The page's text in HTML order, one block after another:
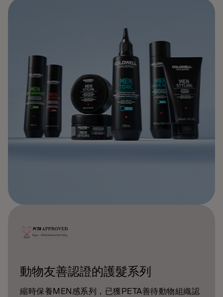
動物友善認證的護髮系列
縮時保養MEN感系列，已獲PETA善待動物組織認